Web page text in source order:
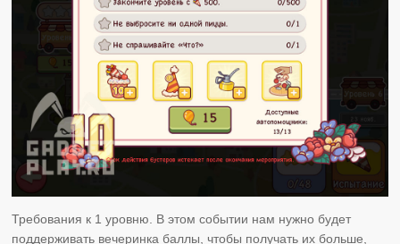
Требования к 1 уровню. В этом событии нам нужно будет
поддерживать вечеринка баллы, чтобы получать их больше,